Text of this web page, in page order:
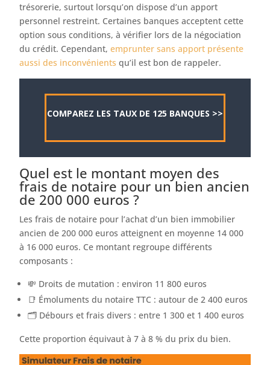
trésorerie, surtout lorsqu’on dispose d’un apport
personnel restreint. Certaines banques acceptent cette
option sous conditions, à vérifier lors de la négociation
du crédit. Cependant,emprunter sans apport présente
aussi des inconvénients qu’il est bon de rappeler.
COMPAREZ LES TAUX DE 125 BANQUES >>
Quel est le montant moyen des
frais de notaire pour un bien ancien
de 200 000 euros ?
Les frais de notaire pour l’achat d’un bien immobilier
ancien de 200 000 euros atteignent en moyenne 14 000
à 16 000 euros. Ce montant regroupe différents
composants :
💸 Droits de mutation : environ 11 800 euros
📑 Émoluments du notaire TTC : autour de 2 400 euros
🗂️ Débours et frais divers : entre 1 300 et 1 400 euros
Cette proportion équivaut à 7 à 8 % du prix du bien.